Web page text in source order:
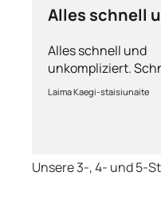
Alles schnell
Alles schnell und
unkompliziert.
Lieferung.
Laima Kaegi-staisiunaite
Unsere 3-, 4- und 5-